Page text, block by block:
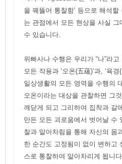
을 꿰뚫어 통찰함’ 등으로 해석
는 관점에서 모든 현상을 사실
수 있습니다.
위빠사나 수행은 우리가 “나”라
모든 작용과 ‘오온(五蘊)’과, ‘육
일상생활의 모든 영역을 수행의
오온이라는 대상을 관찰하면 그
깨닫게 되고 그리하여 집착과 갈
만든 모든 괴로움에서 벗어날 수
찰과 알아차림을 통해 자신의 몸
한 순간도 고정됨이 없이 변하고
스로 통찰하여 알아차리게 됩니